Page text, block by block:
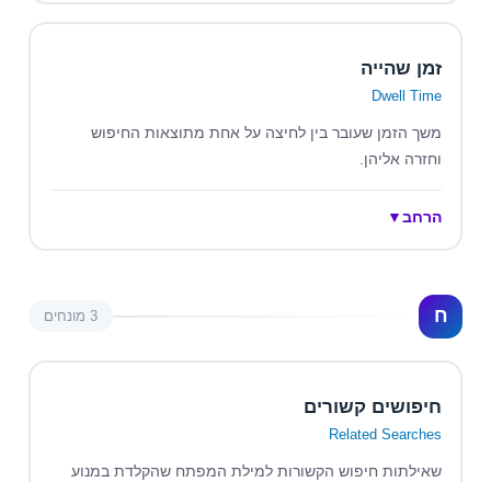
זמן שהייה
Dwell Time
משך הזמן שעובר בין לחיצה על אחת מתוצאות החיפוש
וחזרה אליהן.
הרחב▼
ח 3 מונחים
חיפושים קשורים
Related Searches
שאילתות חיפוש הקשורות למילת המפתח שהקלדת במנוע